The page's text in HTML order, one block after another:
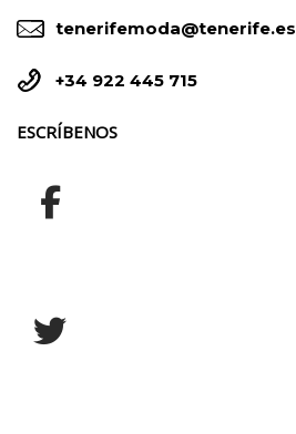

 tenerifemoda@tenerife.es

 +34 922 445 715
ESCRÍBENOS